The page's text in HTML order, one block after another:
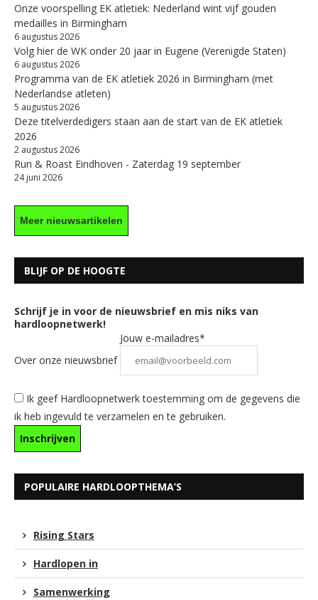
Onze voorspelling EK atletiek: Nederland wint vijf gouden
medailles in Birmingham
6 augustus 2026
Volg hier de WK onder 20 jaar in Eugene (Verenigde Staten)
6 augustus 2026
Programma van de EK atletiek 2026 in Birmingham (met
Nederlandse atleten)
5 augustus 2026
Deze titelverdedigers staan aan de start van de EK atletiek
2026
2 augustus 2026
Run & Roast Eindhoven - Zaterdag 19 september
24 juni 2026
Meer nieuwsartikelen
BLIJF OP DE HOOGTE
Schrijf je in voor de nieuwsbrief en mis niks van
hardloopnetwerk!
Over onze nieuwsbrief
Jouw e-mailadres*
Ik geef Hardloopnetwerk toestemming om de gegevens die
ik heb ingevuld te verzamelen en te gebruiken.
POPULAIRE HARDLOOPTHEMA’S
Rising Stars
Hardlopen in
Samenwerking